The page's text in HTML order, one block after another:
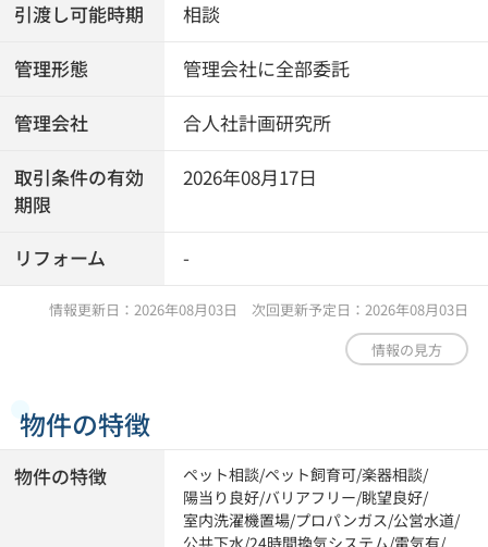
引渡し可能時期 相談
管理形態 管理会社に全部委託
管理会社 合人社計画研究所
取引条件の有効
期限
2026年08月17日
リフォーム -
情報更新日：2026年08月03日 次回更新予定日：2026年08月03日
情報の見方
物件の特徴
物件の特徴 ペット相談/ペット飼育可/楽器相談/
陽当り良好/バリアフリー/眺望良好/
室内洗濯機置場/プロパンガス/公営水道/
公共下水/24時間換気システム/電気有/